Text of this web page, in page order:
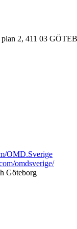
plan 2, 411 03
OMD.Sverige
omdsverige/
Göteborg